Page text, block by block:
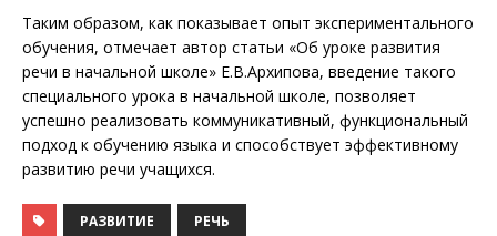
Таким образом, как показывает опыт экспериментального
обучения, отмечает автор статьи «Об уроке развития
речи в начальной школе» Е.В.Архипова, введение такого
специального урока в начальной школе, позволяет
успешно реализовать коммуникативный, функциональный
подход к обучению языка и способствует эффективному
развитию речи учащихся.
РАЗВИТИЕ РЕЧЬ